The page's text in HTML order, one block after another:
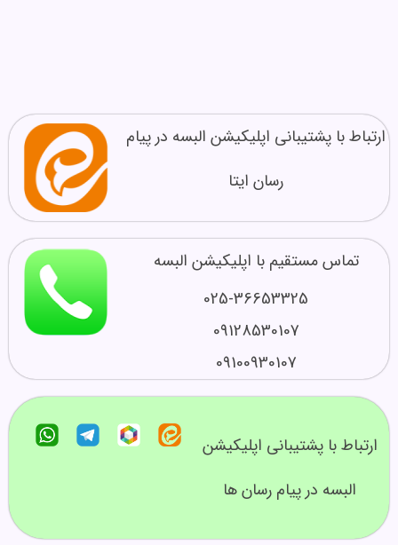
ارتباط با پشتیبانی اپلیکیشن البسه در پیام
رسان ایتا
تماس مستقیم با اپلیکیشن البسه
025-36653325
09128530107
09100930107
ارتباط با پشتیبانی اپلیکیشن
البسه در پیام رسان ها